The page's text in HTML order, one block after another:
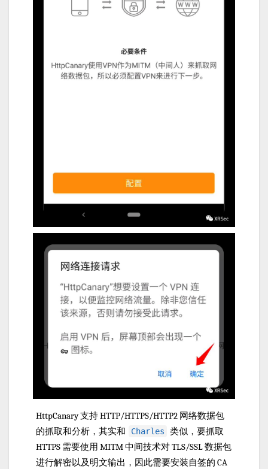
HttpCanary 支持 HTTP/HTTPS/HTTP2 网络数据包
的抓取和分析，其实和
Charles
类似，要抓取
HTTPS 需要使用 MITM 中间技术对 TLS/SSL 数据包
进行解密以及明文输出，因此需要安装自签的 CA